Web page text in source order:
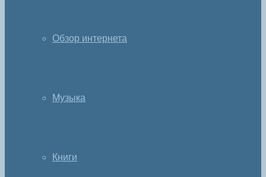
Обзор интернета
Музыка
Книги